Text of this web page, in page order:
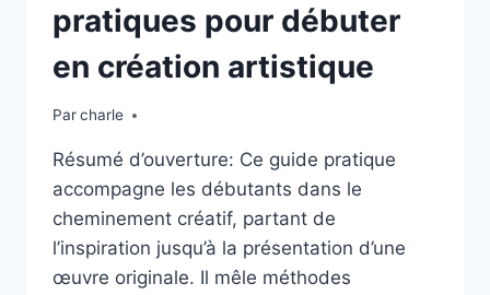
pratiques pour débuter
en création artistique
Parcharle
Résumé d’ouverture: Ce guide pratique
accompagne les débutants dans le
cheminement créatif, partant de
l’inspiration jusqu’à la présentation d’une
œuvre originale. Il mêle méthodes